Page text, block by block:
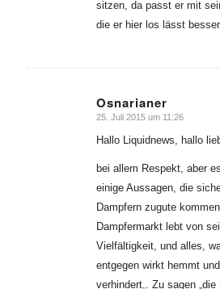
sitzen, da passt er mit
die er hier los lässt
Osnarianer
sagte:
25. Juli 2015 um 11:26
Hallo Liquidnews, hallo
bei allem Respekt, aber
einige Aussagen, die
Dampfern zugute
Dampfermarkt lebt von
Vielfältigkeit, und alles,
entgegen wirkt hemmt
verhindert,. Zu sagen